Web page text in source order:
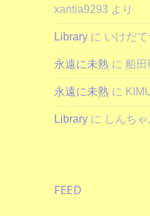
xantia9293 より
Library に いけだて
永遠に未熟 に船田
永遠に未熟 に
Library に しんちゃ
FEED